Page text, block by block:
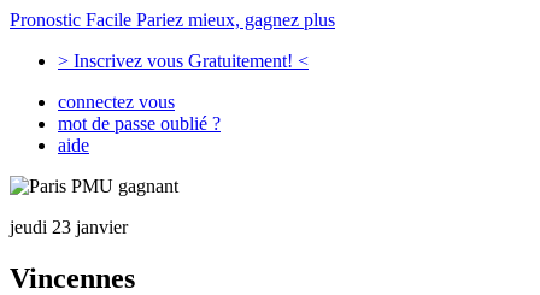
Pronostic Facile Pariez mieux, gagnez plus
> Inscrivez vous Gratuitement! <
connectez vous
mot de passe oublié ?
aide
jeudi 23 janvier
Vincennes